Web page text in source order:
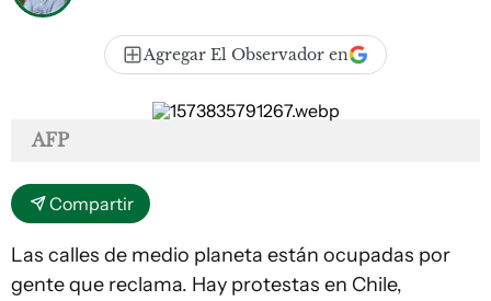
Agregar El Observador en
AFP
Compartir
Las calles de medio planeta están ocupadas por
gente que reclama. Hay protestas en Chile,